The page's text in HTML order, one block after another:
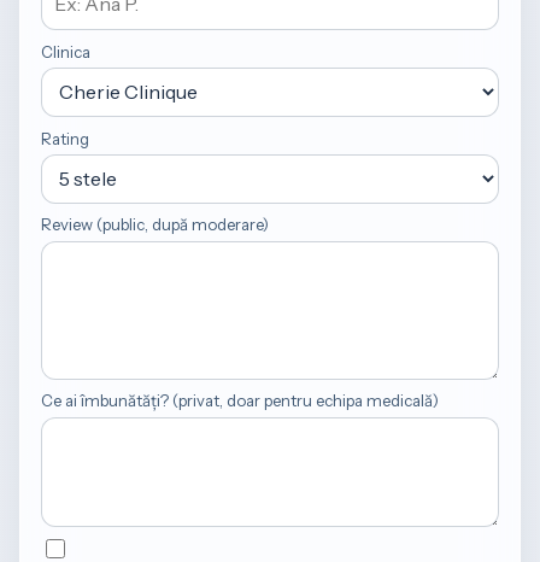
Clinica
Rating
Review (public, după moderare)
Ce ai îmbunătăți? (privat, doar pentru echipa medicală)